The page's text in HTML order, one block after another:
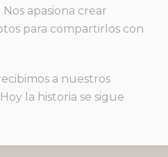
apasiona crear
para compartirlos con
a nuestros
la historia se sigue